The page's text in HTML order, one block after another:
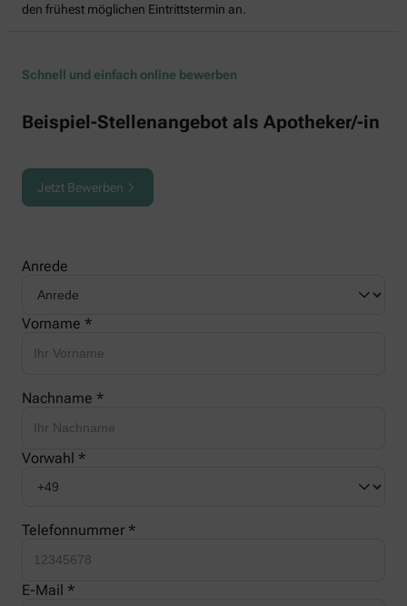
den frühest möglichen Eintrittstermin an.
Schnell und einfach online bewerben
Beispiel-Stellenangebot als Apotheker/-in
Jetzt Bewerben
Anrede
Vorname *
Nachname *
Vorwahl *
Telefonnummer *
E-Mail *